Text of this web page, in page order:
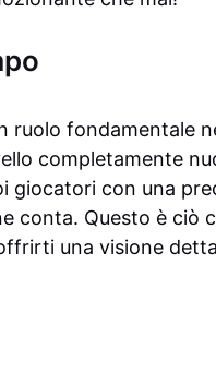
ruolo fondamentale
completamente
giocatori con una
conta. Questo è ciò
una visione